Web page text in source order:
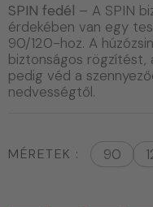
SPIN fedél – A SPIN
érdekében van egy
90/120-hoz. A
biztonságos rögzítést,
pedig véd a
nedvességtől.
MÉRETEK 90